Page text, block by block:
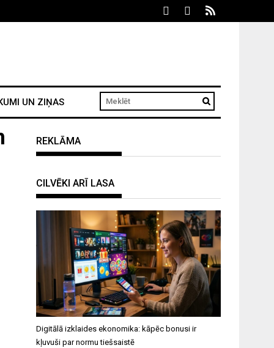
UN ZIŅAS
REKLĀMA
CILVĒKI ARĪ LASA
Digitālā izklaides ekonomika: kāpēc bonusi ir
kļuvuši par normu tiešsaistē